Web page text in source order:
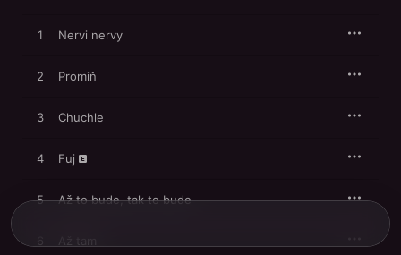
1 Nervi nervy
2 Promiň
3 Chuchle
4 Fuj
5 Až to bude, tak to bude
6 Až tam